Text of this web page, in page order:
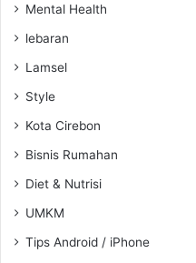
Mental Health
lebaran
Lamsel
Style
Kota Cirebon
Bisnis Rumahan
Diet & Nutrisi
UMKM
Tips Android / iPhone